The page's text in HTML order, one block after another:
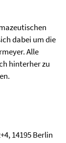
dabei um die
Alle
hinterher zu
14195 Berlin